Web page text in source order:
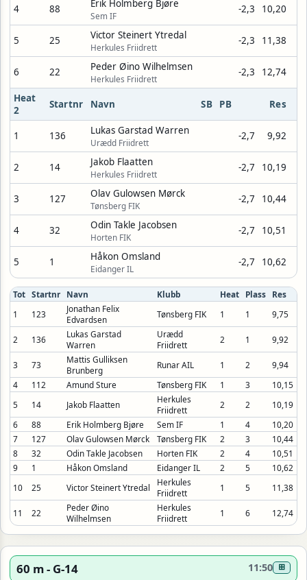
4 88 Erik Holmberg Bjøre
Sem IF
-2,3 10,20
5 25 Victor Steinert Ytredal
Herkules Friidrett
-2,3 11,38
6 22 Peder Øino Wilhelmsen
Herkules Friidrett
-2,3 12,74
Heat
2
Startnr Navn SB PB Res
1 136 Lukas Garstad Warren
Urædd Friidrett
-2,7 9,92
2 14 Jakob Flaatten
Herkules Friidrett
-2,7 10,19
3 127 Olav Gulowsen Mørck
Tønsberg FIK
-2,7 10,44
4 32 Odin Takle Jacobsen
Horten FIK
-2,7 10,51
5 1 Håkon Omsland
Eidanger IL
-2,7 10,62
Tot Startnr Navn Klubb Heat Plass
Res
1
123
Jonathan Felix
Edvardsen
Tønsberg FIK 1 1 9,75
2 136
Lukas Garstad
Warren
Urædd
Friidrett
2 1 9,92
3 73
Mattis Gulliksen
Brunberg
Runar AIL 1 2
9,94
4
112 Amund Sture Tønsberg FIK 1 3
10,15
5
14 Jakob Flaatten
Herkules
Friidrett
2 2
10,19
6
88 Erik Holmberg Bjøre Sem IF 1 4
10,20
7
127 Olav Gulowsen Mørck Tønsberg FIK 2 3
10,44
8
32 Odin Takle Jacobsen Horten FIK 2 4
10,51
9
1 Håkon Omsland Eidanger IL 2 5
10,62
10
25 Victor Steinert Ytredal
Herkules
Friidrett
1 5 11,38
11 22
Peder Øino
Wilhelmsen
Herkules
Friidrett
1 6 12,74
60 m - G-14 11:50 ⊞